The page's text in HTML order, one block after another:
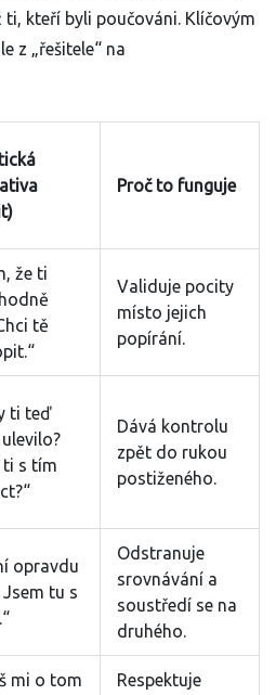
kteří byli poučováni. Klíčovým
z „řešitele“ na
Proč to funguje
že ti
tě
Validuje pocity
místo jejich
popírání.
ti teď
ti s tím
Dává kontrolu
zpět do rukou
postiženého.
opravdu
Jsem tu s
Odstranuje
srovnávání a
soustředí se na
druhého.
mi o tom
Respektuje